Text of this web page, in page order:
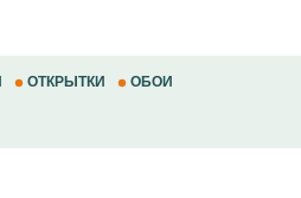
ОТКРЫТКИ ОБОИ